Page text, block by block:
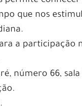
que nos
a participação
número 66,